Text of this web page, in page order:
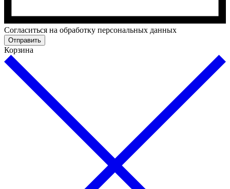
Cогласиться на обработку персональных данных
Отправить
Корзина